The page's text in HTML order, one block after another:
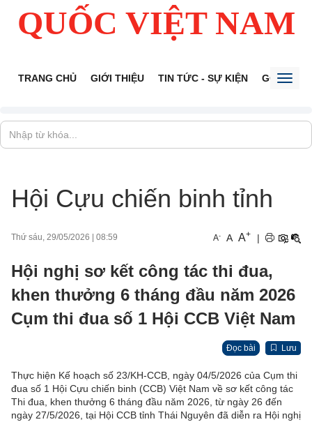
QUỐC VIỆT NAM
TRANG CHỦ GIỚI THIỆU TIN TỨC - SỰ KIỆN GÓP Ý
Hội Cựu chiến binh tỉnh
Thứ sáu, 29/05/2026 08:59 A- A A+ |
Hội nghị sơ kết công tác thi đua,
khen thưởng 6 tháng đầu năm 2026
Cụm thi đua số 1 Hội CCB Việt Nam
Đọc bài Lưu
Thực hiện Kế hoạch số 23/KH-CCB, ngày 04/5/2026 của Cụm thi
đua số 1 Hội Cựu chiến binh (CCB) Việt Nam về sơ kết công tác
Thi đua, khen thưởng 6 tháng đầu năm 2026, từ ngày 26 đến
ngày 27/5/2026, tại Hội CCB tỉnh Thái Nguyên đã diễn ra Hội nghị